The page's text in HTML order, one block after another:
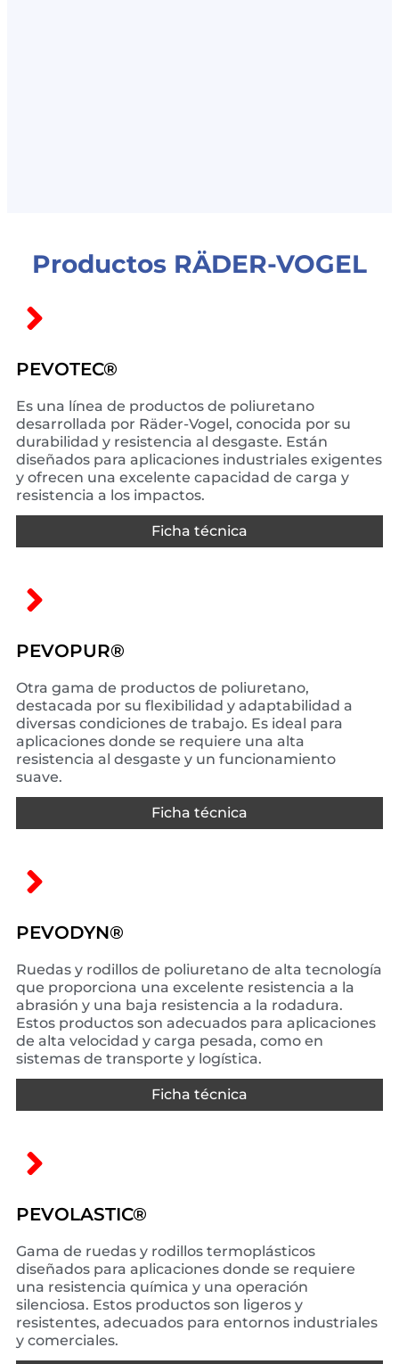
Productos RÄDER-VOGEL
PEVOTEC®
Es una línea de productos de poliuretano
desarrollada por Räder-Vogel, conocida por su
durabilidad y resistencia al desgaste. Están
diseñados para aplicaciones industriales exigentes
y ofrecen una excelente capacidad de carga y
resistencia a los impactos.
Ficha técnica
PEVOPUR®
Otra gama de productos de poliuretano,
destacada por su flexibilidad y adaptabilidad a
diversas condiciones de trabajo. Es ideal para
aplicaciones donde se requiere una alta
resistencia al desgaste y un funcionamiento
suave.
Ficha técnica
PEVODYN®
Ruedas y rodillos de poliuretano de alta tecnología
que proporciona una excelente resistencia a la
abrasión y una baja resistencia a la rodadura.
Estos productos son adecuados para aplicaciones
de alta velocidad y carga pesada, como en
sistemas de transporte y logística.
Ficha técnica
PEVOLASTIC®
Gama de ruedas y rodillos termoplásticos
diseñados para aplicaciones donde se requiere
una resistencia química y una operación
silenciosa. Estos productos son ligeros y
resistentes, adecuados para entornos industriales
y comerciales.